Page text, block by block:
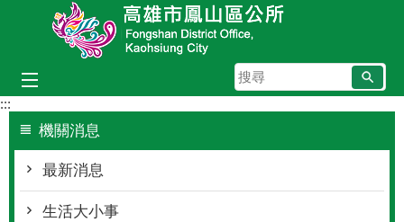
跳到主要內容區塊
搜
尋
:::
機關消息
最新消息
生活大小事